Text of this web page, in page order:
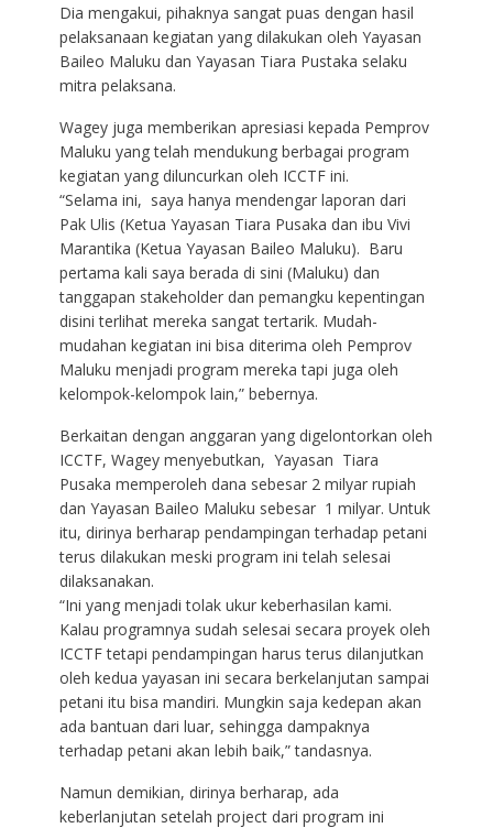
Dia mengakui, pihaknya sangat puas dengan hasil
pelaksanaan kegiatan yang dilakukan oleh Yayasan
Baileo Maluku dan Yayasan Tiara Pustaka selaku
mitra pelaksana.
Wagey juga memberikan apresiasi kepada Pemprov
Maluku yang telah mendukung berbagai program
kegiatan yang diluncurkan oleh ICCTF ini.
“Selama ini, saya hanya mendengar laporan dari
Pak Ulis (Ketua Yayasan Tiara Pusaka dan ibu Vivi
Marantika (Ketua Yayasan Baileo Maluku). Baru
pertama kali saya berada di sini (Maluku) dan
tanggapan stakeholder dan pemangku kepentingan
disini terlihat mereka sangat tertarik. Mudah-
mudahan kegiatan ini bisa diterima oleh Pemprov
Maluku menjadi program mereka tapi juga oleh
kelompok-kelompok lain,” bebernya.
Berkaitan dengan anggaran yang digelontorkan oleh
ICCTF, Wagey menyebutkan, Yayasan Tiara
Pusaka memperoleh dana sebesar 2 milyar rupiah
dan Yayasan Baileo Maluku sebesar 1 milyar. Untuk
itu, dirinya berharap pendampingan terhadap petani
terus dilakukan meski program ini telah selesai
dilaksanakan.
“Ini yang menjadi tolak ukur keberhasilan kami.
Kalau programnya sudah selesai secara proyek oleh
ICCTF tetapi pendampingan harus terus dilanjutkan
oleh kedua yayasan ini secara berkelanjutan sampai
petani itu bisa mandiri. Mungkin saja kedepan akan
ada bantuan dari luar, sehingga dampaknya
terhadap petani akan lebih baik,” tandasnya.
Namun demikian, dirinya berharap, ada
keberlanjutan setelah project dari program ini